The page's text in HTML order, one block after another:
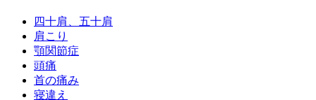
四十肩、五十肩
肩こり
顎関節症
頭痛
首の痛み
寝違え